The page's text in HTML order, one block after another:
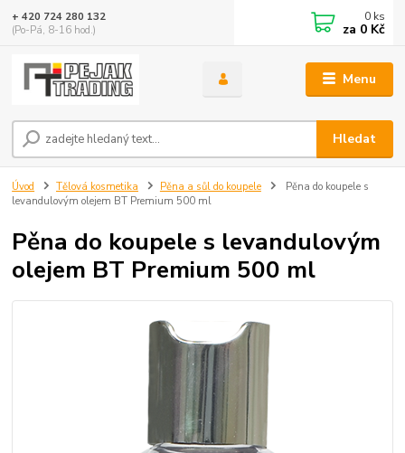
Menu
Hledat
+ 420 724 280 132
(Po-Pá, 8-16 hod.)
0 ks
za 0 Kč
Úvod Tělová kosmetika Pěna a sůl do koupele
Pěna do koupele s
levandulovým olejem BT Premium 500 ml
Pěna do koupele s levandulovým
olejem BT Premium 500 ml